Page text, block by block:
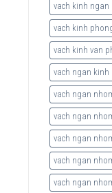
vach kinh
vach kinh
vach kinh van
vach ngan kinh
vach ngan
vach ngan
vach ngan
vach ngan
vach ngan